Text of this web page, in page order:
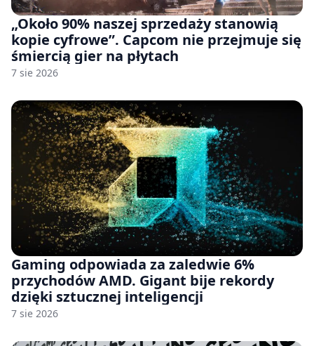
„Około 90% naszej sprzedaży stanowią
kopie cyfrowe”. Capcom nie przejmuje się
śmiercią gier na płytach
7 sie 2026
Gaming odpowiada za zaledwie 6%
przychodów AMD. Gigant bije rekordy
dzięki sztucznej inteligencji
7 sie 2026